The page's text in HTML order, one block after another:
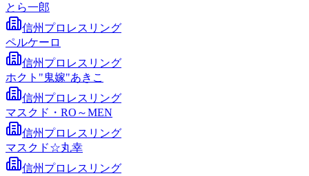
とら一郎
信州プロレスリング
ペルケーロ
信州プロレスリング
ホクト"鬼嫁"あきこ
信州プロレスリング
マスクド・RO～MEN
信州プロレスリング
マスクド☆丸幸
信州プロレスリング